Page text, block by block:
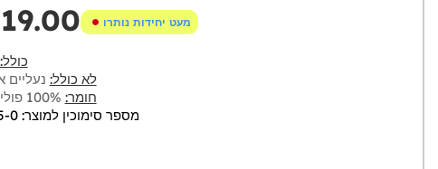
מעט יחידות נותרו
כולל:
לא כולל: נעליים
חומר:
מספר סימוכין למוצר: 13685-0